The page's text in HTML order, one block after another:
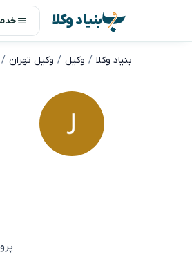
بنیاد وکلا
بنیاد وکلا وکیل وکیل تهران